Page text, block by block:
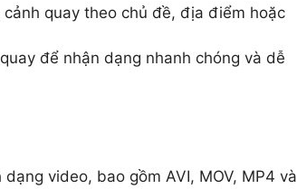
quay theo chủ đề, địa điểm hoặc
để nhận dạng nhanh chóng và dễ
video, bao gồm AVI, MOV, MP4 và